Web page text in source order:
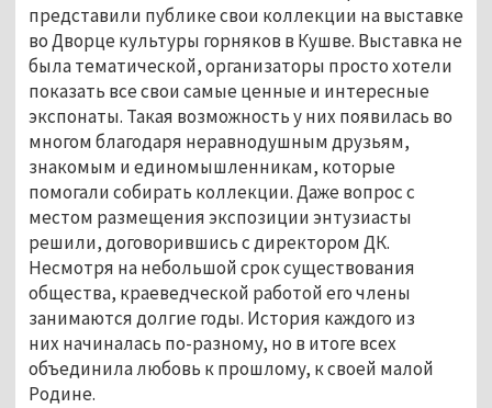
представили публике свои коллекции на выставке
во Дворце культуры горняков в Кушве. Выставка не
была тематической, организаторы просто хотели
показать все свои самые ценные и интересные
экспонаты. Такая возможность у них появилась во
многом благодаря неравнодушным друзьям,
знакомым и единомышленникам, которые
помогали собирать коллекции. Даже вопрос с
местом размещения экспозиции энтузиасты
решили, договорившись с директором ДК.
Несмотря на небольшой срок существования
общества, краеведческой работой его члены
занимаются долгие годы. История каждого из
них начиналась по-разному, но в итоге всех
объединила любовь к прошлому, к своей малой
Родине.